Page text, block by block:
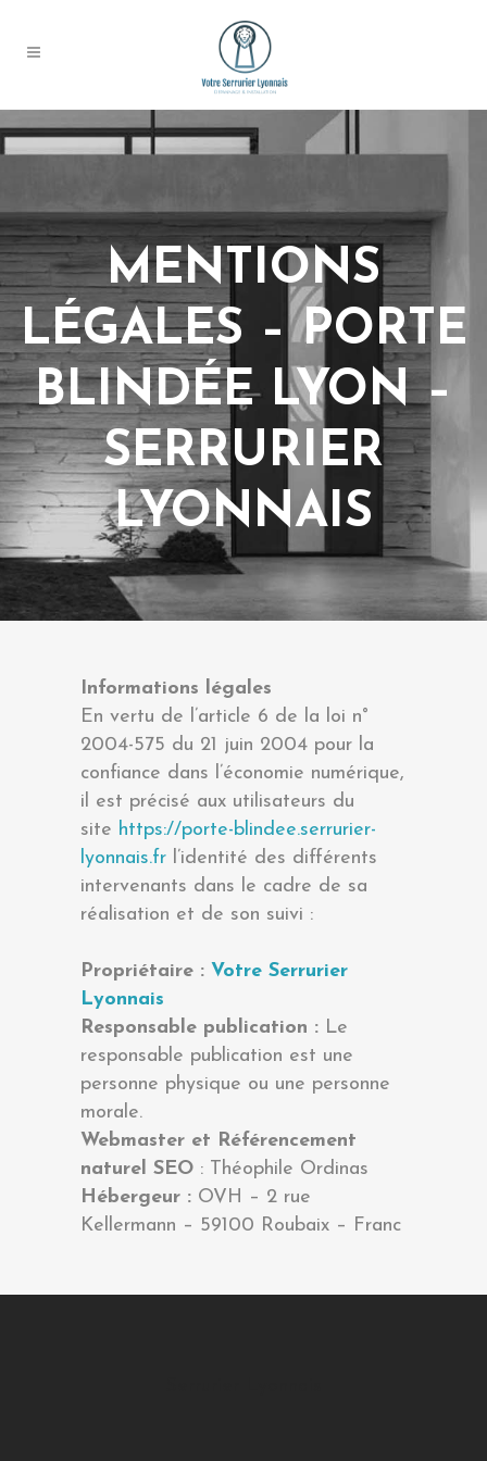
MENTIONS
LÉGALES – PORTE
BLINDÉE LYON –
SERRURIER
LYONNAIS
Informations légales
En vertu de l’article 6 de la loi n°
2004-575 du 21 juin 2004 pour la
confiance dans l’économie numérique,
il est précisé aux utilisateurs du
site https://porte-blindee.serrurier-
lyonnais.fr l’identité des différents
intervenants dans le cadre de sa
réalisation et de son suivi :
Propriétaire : Votre Serrurier
Lyonnais
Responsable publication : Le
responsable publication est une
personne physique ou une personne
morale.
Webmaster et Référencement
naturel SEO : Théophile Ordinas
Hébergeur : OVH – 2 rue
Kellermann – 59100 Roubaix – Franc